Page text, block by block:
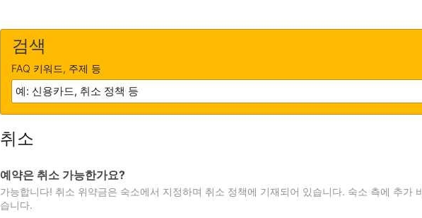
검색
FAQ 키워드, 주제 등
취소
예약은 취소 가능한가요?
가능합니다! 취소 위약금은 숙소에서 지정하며 취소 정책에 기재되어 있습니다. 숙소 측에 추가
습니다.